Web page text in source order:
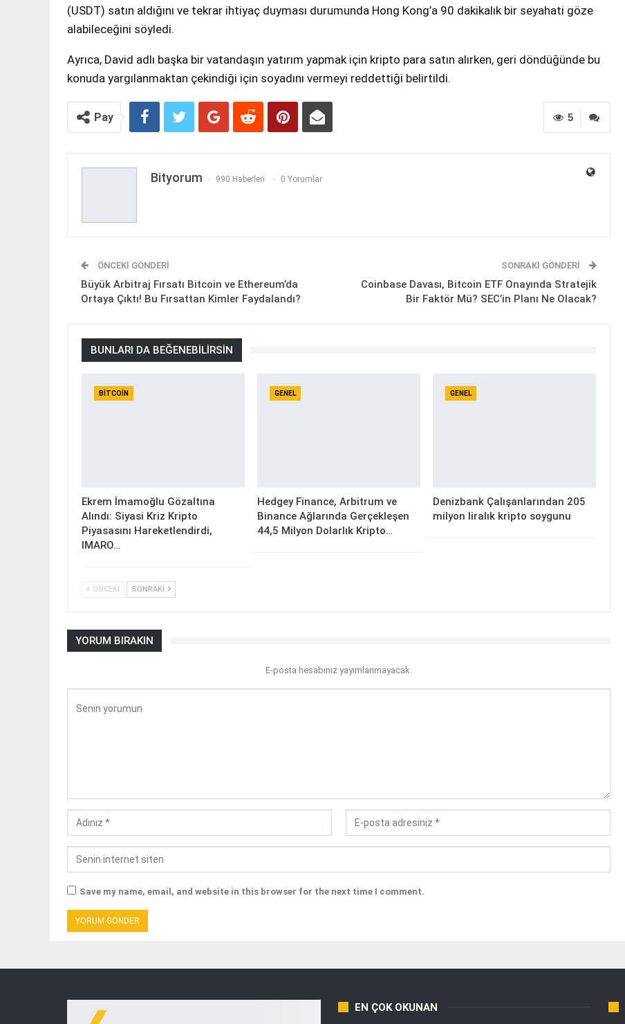
(USDT) satın aldığını ve tekrar ihtiyaç duyması durumunda Hong Kong’a 90 dakikalık bir seyahati göze
alabileceğini söyledi.
Ayrıca, David adlı başka bir vatandaşın yatırım yapmak için kripto para satın alırken, geri döndüğünde bu
konuda yargılanmaktan çekindiği için soyadını vermeyi reddettiği belirtildi.
5
Pay
Bityorum 990 Haberleri 0 Yorumlar
ÖNCEKI GÖNDERI
Büyük Arbitraj Fırsatı Bitcoin ve Ethereum’da
Ortaya Çıktı! Bu Fırsattan Kimler Faydalandı?
SONRAKI GÖNDERI
Coinbase Davası, Bitcoin ETF Onayında Stratejik
Bir Faktör Mü? SEC’in Planı Ne Olacak?
BUNLARI DA BEĞENEBILIRSIN
BITCOIN
Ekrem İmamoğlu Gözaltına
Alındı: Siyasi Kriz Kripto
Piyasasını Hareketlendirdi,
IMARO…
GENEL
Hedgey Finance, Arbitrum ve
Binance Ağlarında Gerçekleşen
44,5 Milyon Dolarlık Kripto…
GENEL
Denizbank Çalışanlarından 205
milyon liralık kripto soygunu
ÖNCEKI SONRAKI
YORUM BIRAKIN
E-posta hesabınız yayımlanmayacak.
Save my name, email, and website in this browser for the next time I comment.
EN ÇOK OKUNAN